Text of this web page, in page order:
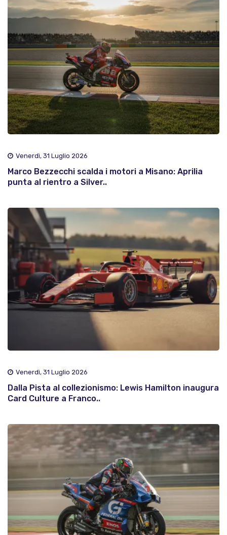
Venerdì, 31 Luglio 2026
Marco Bezzecchi scalda i motori a Misano: Aprilia
punta al rientro a Silver..
Venerdì, 31 Luglio 2026
Dalla Pista al collezionismo: Lewis Hamilton inaugura
Card Culture a Franco..